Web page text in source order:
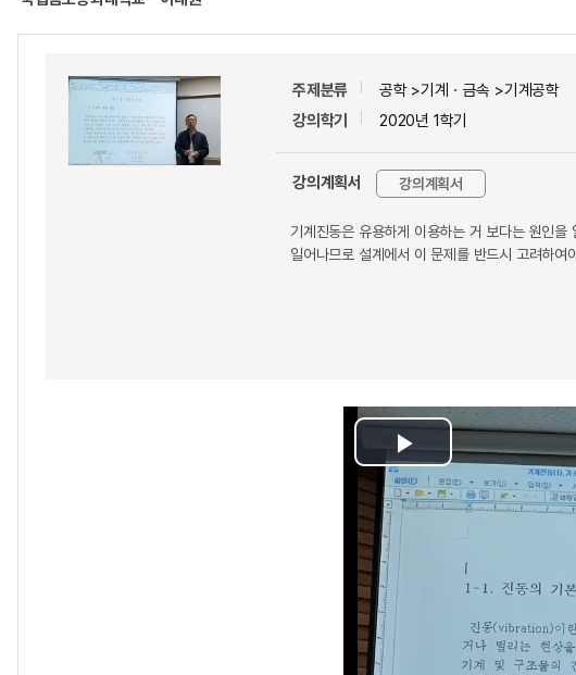
주제분류
공학 >기계ㆍ금속 >기계공학
강의학기
2020년 1학기
강의계획서 강의계획서
기계진동은 유용하게 이용하는 거 보다는 원인
일어나므로 설계에서 이 문제를 반드시 고려하
Play
Video